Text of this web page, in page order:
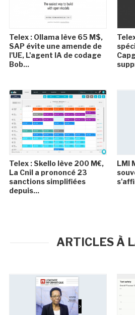
Telex : Ollama lève 65 M$,
SAP évite une amende de
l'UE, L'agent IA de codage
Bob...
Telex : Skello lève 200 M€,
La Cnil a prononcé 23
sanctions simplifiées
depuis...
LMI
ARTICLES À